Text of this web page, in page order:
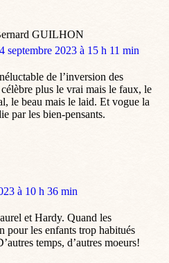
GUILHON
septembre 2023 à 15 h 11 min
de l’inversion des
plus le vrai mais le faux, le
le beau mais le laid. Et vogue la
par les bien-pensants.
à 10 h 36 min
et Hardy. Quand les
pour les enfants trop habitués
temps, d’autres moeurs!